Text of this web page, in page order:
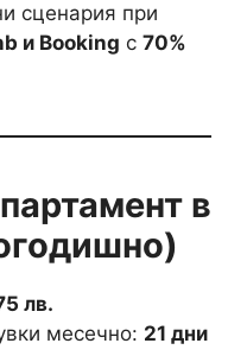
сценария при
и Booking с 70%
в
лв.
месечно: 21 дни